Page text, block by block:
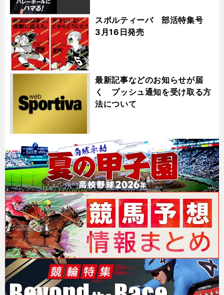
スポルティーバ 部活特集号
3月16日発売
最新記事などのお知らせが届
く プッシュ通知を受け取る方
法について